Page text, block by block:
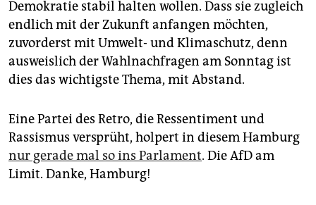
Demokratie stabil halten wollen. Dass sie zugleich
endlich mit der Zukunft anfangen möchten,
zuvorderst mit Umwelt- und Klimaschutz, denn
ausweislich der Wahlnachfragen am Sonntag ist
dies das wichtigste Thema, mit Abstand.
Eine Partei des Retro, die Ressentiment und
Rassismus versprüht, holpert in diesem Hamburg
nur gerade mal so ins Parlament. Die AfD am
Limit. Danke, Hamburg!